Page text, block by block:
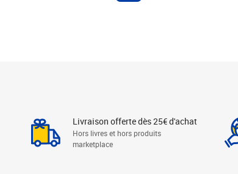
Livraison offerte dès 25€ d'achat
Hors livres et hors produits
marketplace